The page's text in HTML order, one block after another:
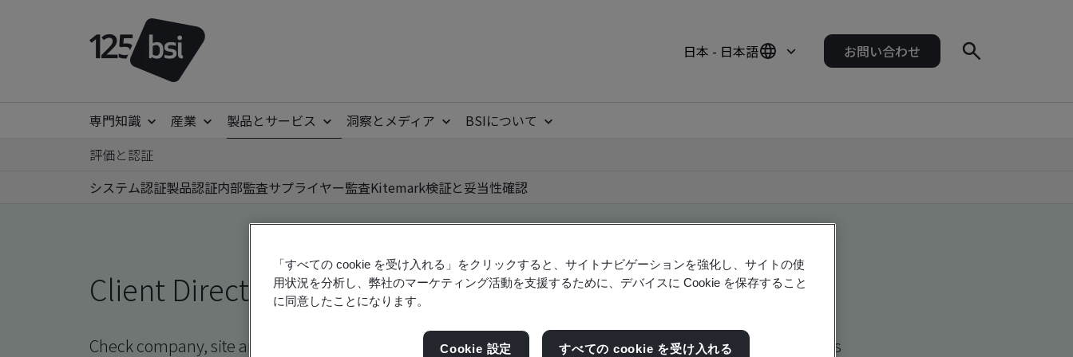
日本 - 日本語 お問い合わせ
専門知識 産業 製品とサービス 洞察とメディア
BSIについて
評価と認証
システム認証製品認証内部監査サプライヤー監査Kitemark検証と妥当性確認
Client Directory profile
Check company, site and product certificates - Validation and Verification, Japanese and global companies
「すべての cookie を受け入れる」をクリックすると、サイトナビゲーションを強化し、サイトの使
用状況を分析し、弊社のマーケティング活動を支援するために、デバイスに Cookie を保存すること
に同意したことになります。
Cookie 設定 すべての cookie を受け入れる